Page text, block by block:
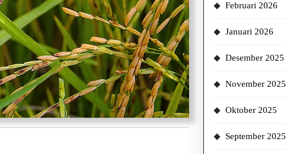
Februari 2026
Januari 2026
Desember 2025
November 2025
Oktober 2025
September 2025